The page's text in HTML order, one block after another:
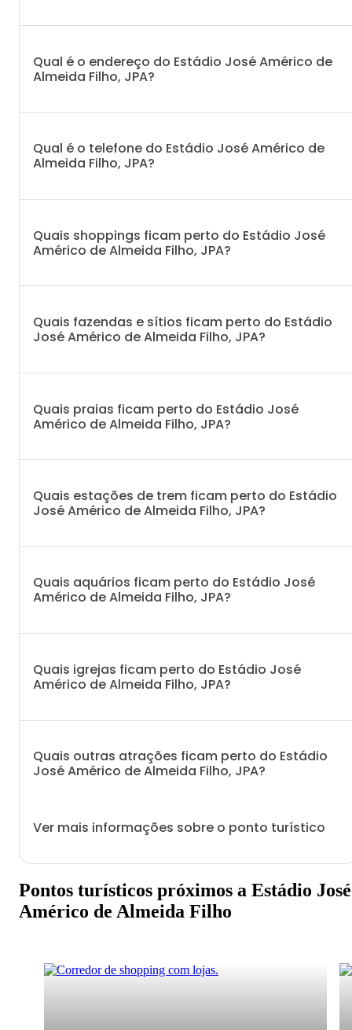
Qual é o endereço do Estádio José Américo de
Almeida Filho, JPA?
Qual é o telefone do Estádio José Américo de
Almeida Filho, JPA?
Quais shoppings ficam perto do Estádio José
Américo de Almeida Filho, JPA?
Quais fazendas e sítios ficam perto do Estádio
José Américo de Almeida Filho, JPA?
Quais praias ficam perto do Estádio José
Américo de Almeida Filho, JPA?
Quais estações de trem ficam perto do Estádio
José Américo de Almeida Filho, JPA?
Quais aquários ficam perto do Estádio José
Américo de Almeida Filho, JPA?
Quais igrejas ficam perto do Estádio José
Américo de Almeida Filho, JPA?
Quais outras atrações ficam perto do Estádio
José Américo de Almeida Filho, JPA?
Ver mais informações sobre o ponto turístico
Pontos turísticos próximos a Estádio José
Américo de Almeida Filho